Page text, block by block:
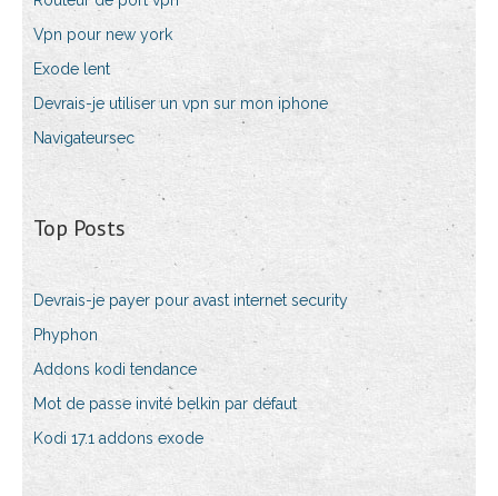
Vpn pour new york
Exode lent
Devrais-je utiliser un vpn sur mon iphone
Navigateursec
Top Posts
Devrais-je payer pour avast internet security
Phyphon
Addons kodi tendance
Mot de passe invité belkin par défaut
Kodi 17.1 addons exode